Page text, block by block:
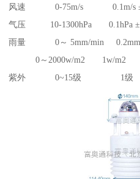
风速 0-75m/s 0.1m/s
气压 10-1300hPa 0.1hPa
雨量 0～ 5mm/min
0～2000w/m2 1w/
紫外 0~15级 1级